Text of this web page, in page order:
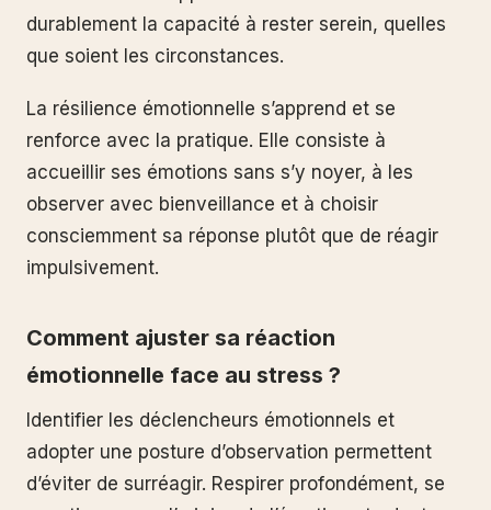
durablement la capacité à rester serein, quelles
que soient les circonstances.
La résilience émotionnelle s’apprend et se
renforce avec la pratique. Elle consiste à
accueillir ses émotions sans s’y noyer, à les
observer avec bienveillance et à choisir
consciemment sa réponse plutôt que de réagir
impulsivement.
Comment ajuster sa réaction
émotionnelle face au stress ?
Identifier les déclencheurs émotionnels et
adopter une posture d’observation permettent
d’éviter de surréagir. Respirer profondément, se